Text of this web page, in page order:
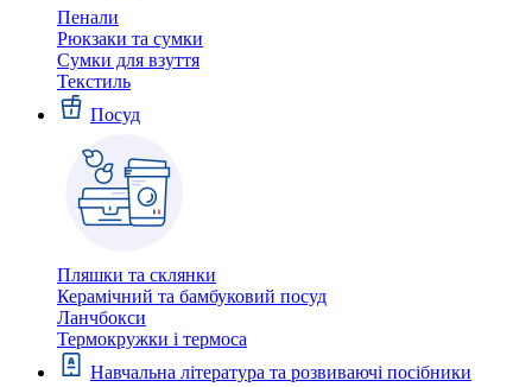
Пенали
Рюкзаки та сумки
Сумки для взуття
Текстиль
Посуд
Пляшки та склянки
Керамічний та бамбуковий посуд
Ланчбокси
Термокружки і термоса
Навчальна література та розвиваючі посібники